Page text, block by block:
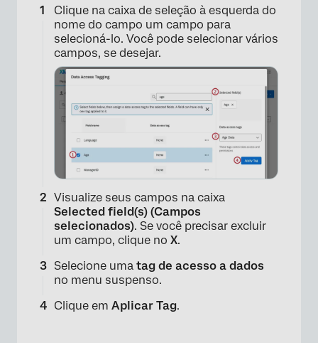
Clique na caixa de seleção à esquerda do
nome do campo um campo para
selecioná-lo. Você pode selecionar vários
campos, se desejar.
Visualize seus campos na caixa
Selected field(s) (Campos
selecionados). Se você precisar excluir
um campo, clique no X.
Selecione uma tag de acesso a dados
no menu suspenso.
Clique em Aplicar Tag.